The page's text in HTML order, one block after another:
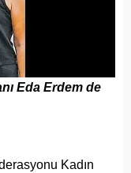
Eda Erdem de
Kadın